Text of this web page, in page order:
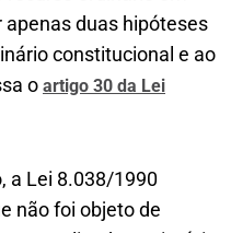
apenas duas hipóteses
constitucional e ao
o artigo 30 da Lei
a Lei 8.038/1990
não foi objeto de